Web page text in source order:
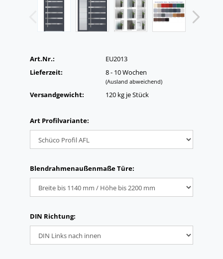
Art.Nr.:
EU2013
Lieferzeit:
8 - 10 Wochen
(Ausland abweichend)
Versandgewicht: 120kg je Stück
Art Profilvariante:
Blendrahmenaußenmaße Türe:
DIN Richtung: